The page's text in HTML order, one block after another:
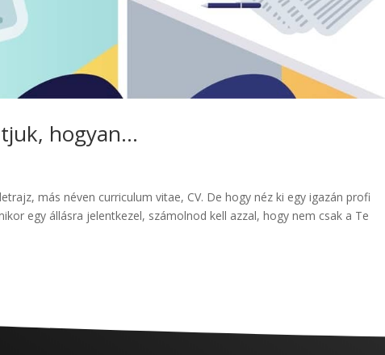
hogyan…
más néven curriculum vitae, CV. De hogy néz ki egy igazán profi
egy állásra jelentkezel, számolnod kell azzal, hogy nem csak a Te